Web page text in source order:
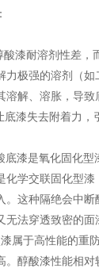
酸漆耐溶剂性差，
力极强的溶剂（
溶解、溶胀，导
底漆失去附着力，
底漆是氧化固化型
化学交联固化型漆
。这种隔绝会中
法穿透致密的面
属于高性能的重
。醇酸漆性能相对